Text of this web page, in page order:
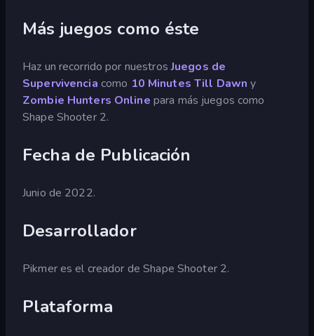
Más juegos como éste
Haz un recorrido por nuestrosJuegos de
Supervivencia como 10 Minutes Till Dawn y
Zombie Hunters Online para más juegos como
Shape Shooter 2.
Fecha de Publicación
Junio de 2022.
Desarrollador
Pikmer es el creador de Shape Shooter 2.
Plataforma